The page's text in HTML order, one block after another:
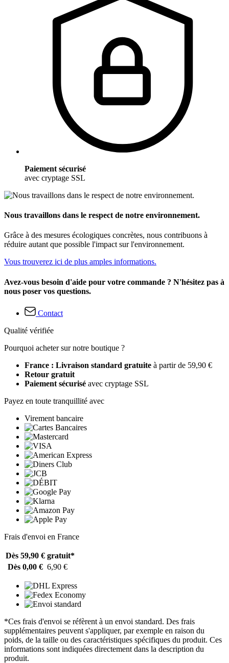
Paiement sécurisé
avec cryptage SSL
Nous travaillons dans le respect de notre environnement.
Grâce à des mesures écologiques concrètes, nous contribuons à
réduire autant que possible l'impact sur l'environnement.
Vous trouverez ici de plus amples informations.
Avez-vous besoin d'aide pour votre commande ? N'hésitez pas à
nous poser vos questions.
Contact
Qualité vérifiée
Pourquoi acheter sur notre boutique ?
France : Livraison standard gratuite à partir de 59,90 €
Retour gratuit
Paiement sécurisé avec cryptage SSL
Payez en toute tranquillité avec
Virement bancaire
Frais d'envoi en France
Dès 59,90 € gratuit*
Dès 0,00 € 6,90 €
*Ces frais d'envoi se réfèrent à un envoi standard. Des frais
supplémentaires peuvent s'appliquer, par exemple en raison du
poids, de la taille ou des caractéristiques spécifiques du produit. Ces
informations sont indiquées directement dans la description du
produit.